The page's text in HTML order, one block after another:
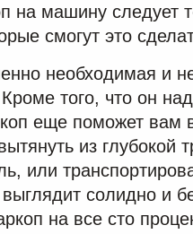
на машину следует
смогут это
необходимая и
того, что он
еще поможет вам
из глубокой
или
солидно и
на все сто